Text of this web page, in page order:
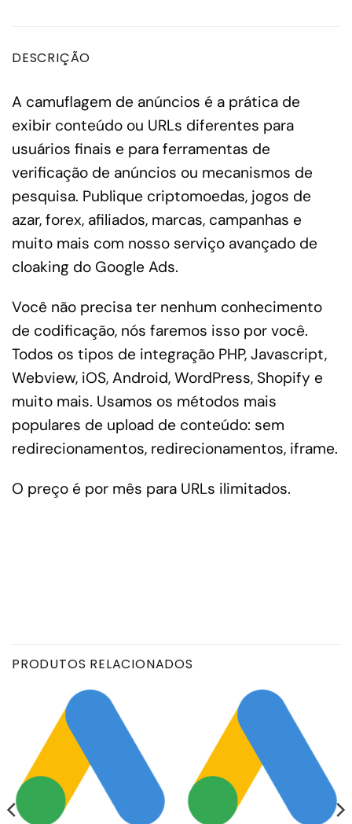
DESCRIÇÃO
A camuflagem de anúncios é a prática de
exibir conteúdo ou URLs diferentes para
usuários finais e para ferramentas de
verificação de anúncios ou mecanismos de
pesquisa. Publique criptomoedas, jogos de
azar, forex, afiliados, marcas, campanhas e
muito mais com nosso serviço avançado de
cloaking do Google Ads.
Você não precisa ter nenhum conhecimento
de codificação, nós faremos isso por você.
Todos os tipos de integração PHP, Javascript,
Webview, iOS, Android, WordPress, Shopify e
muito mais. Usamos os métodos mais
populares de upload de conteúdo: sem
redirecionamentos, redirecionamentos, iframe.
O preço é por mês para URLs ilimitados.
PRODUTOS RELACIONADOS